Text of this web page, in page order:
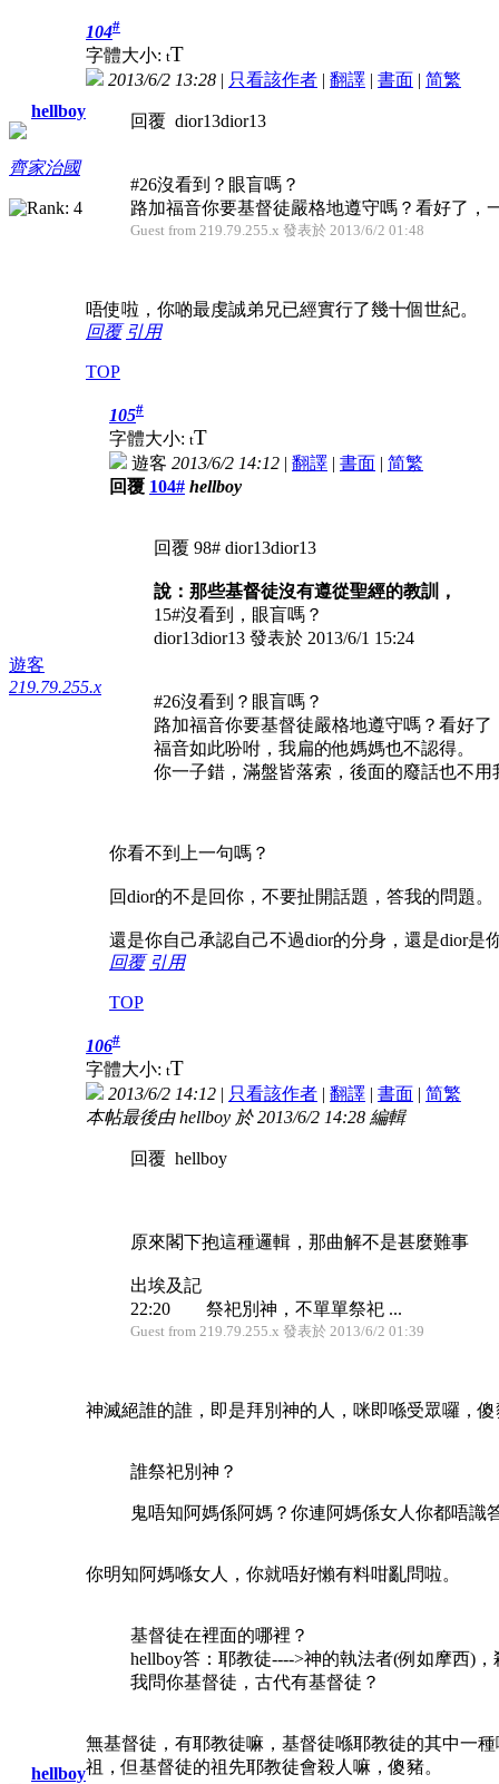
hellboy
齊家治國
104#
字體大小: tT
2013/6/2 13:28 | 只看該作者 | 翻譯 | 書面 | 简繁
回覆 dior13dior13
#26沒看到？眼盲嗎？
路加福音你要基督徒嚴格地遵守嗎？看好了，
Guest from 219.79.255.x 發表於 2013/6/2 01:48
唔使啦，你啲最虔誠弟兄已經實行了幾十個世紀。
回覆 引用
TOP
遊客
219.79.255.x
105#
字體大小: tT
遊客 2013/6/2 14:12 | 翻譯 | 書面 | 简繁
回覆 104# hellboy
回覆 98# dior13dior13
說：那些基督徒沒有遵從聖經的教訓，
15#沒看到，眼盲嗎？
dior13dior13 發表於 2013/6/1 15:24
#26沒看到？眼盲嗎？
路加福音你要基督徒嚴格地遵守嗎？看好
福音如此吩咐，我扁的他媽媽也不認得。
你一子錯，滿盤皆落索，後面的廢話也不用
你看不到上一句嗎？
回dior的不是回你，不要扯開話題，答我的問題。
還是你自己承認自己不過dior的分身，還是dior是
回覆 引用
TOP
hellboy
106#
字體大小: tT
2013/6/2 14:12 | 只看該作者 | 翻譯 | 書面 | 简繁
本帖最後由 hellboy 於 2013/6/2 14:28 編輯
回覆 hellboy
原來閣下抱這種邏輯，那曲解不是甚麼難事
出埃及記
22:20 祭祀別神，不單單祭祀 ...
Guest from 219.79.255.x 發表於 2013/6/2 01:39
神滅絕誰的誰，即是拜別神的人，咪即喺受眾囉，
誰祭祀別神？
鬼唔知阿媽係阿媽？你連阿媽係女人你都唔識
你明知阿媽喺女人，你就唔好懶有料咁亂問啦。
基督徒在裡面的哪裡？
hellboy答：耶教徒---->神的執法者(例如摩西)
我問你基督徒，古代有基督徒？
無基督徒，有耶教徒嘛，基督徒喺耶教徒的其中一
祖，但基督徒的祖先耶教徒會殺人嘛，傻豬。